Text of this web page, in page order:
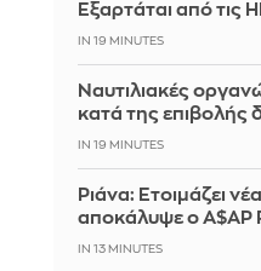
Εξαρτάται από τις
IN 19 MINUTES
Ναυτιλιακές
κατά της επιβολής
IN 19 MINUTES
Ριάνα: Ετοιμάζει
αποκάλυψε ο A$AP
IN 13 MINUTES